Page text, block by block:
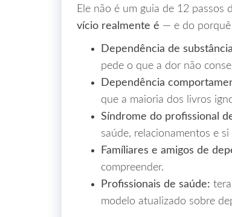
Ele não é um guia de 12 passos
vício realmente é — e do porquê
Dependência de
pede o que a dor não
Dependência
que a maioria dos livros
Síndrome do profissional
saúde, relacionamentos e si
Famíliares e amigos de
compreender.
Profissionais de saúde:
modelo atualizado sobre